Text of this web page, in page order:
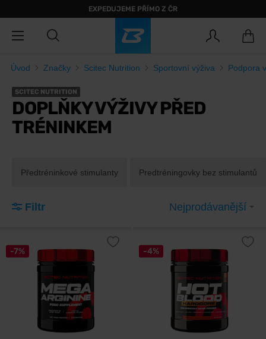
EXPEDUJEME PŘÍMO Z ČR
Úvod Značky Scitec Nutrition Sportovní výživa Podpora
SCITEC NUTRITION
DOPLŇKY VÝŽIVY PŘED
TRÉNINKEM
Předtréninkové stimulanty Predtréningovky bez stimulantů
Filtr Nejprodávanější
-7% -4%